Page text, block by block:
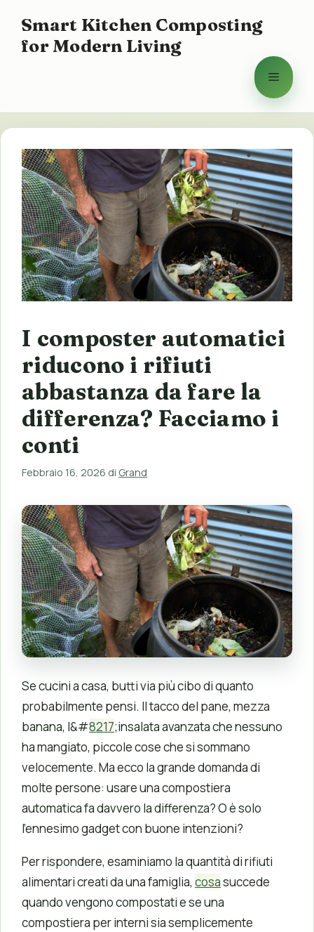
contenuto
Smart Kitchen Composting
for Modern Living
Menu
I composter automatici
riducono i rifiuti
abbastanza da fare la
differenza? Facciamo i
conti
Febbraio 16, 2026 di Grand
Se cucini a casa, butti via più cibo di quanto
probabilmente pensi. Il tacco del pane, mezza
banana, l&#8217;insalata avanzata che nessuno
ha mangiato, piccole cose che si sommano
velocemente. Ma ecco la grande domanda di
molte persone: usare una compostiera
automatica fa davvero la differenza? O è solo
l’ennesimo gadget con buone intenzioni?
Per rispondere, esaminiamo la quantità di rifiuti
alimentari creati da una famiglia, cosasuccede
quando vengono compostati e se una
compostiera per interni sia semplicemente